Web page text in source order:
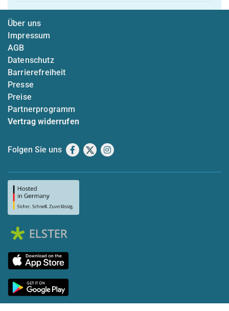
Über uns
Impressum
AGB
Datenschutz
Barrierefreiheit
Presse
Preise
Partnerprogramm
Vertrag widerrufen
Folgen Sie uns Facebook
X Instagram